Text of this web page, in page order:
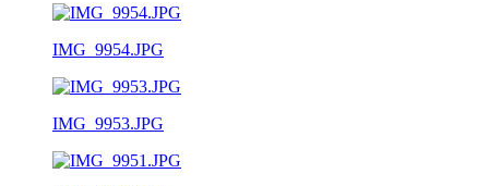
IMG_9954.JPG
IMG_9953.JPG